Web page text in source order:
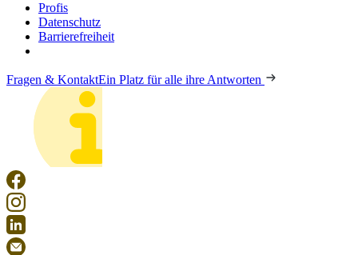
Profis
Datenschutz
Barrierefreiheit
Fragen & KontaktEin Platz für alle ihre Antworten